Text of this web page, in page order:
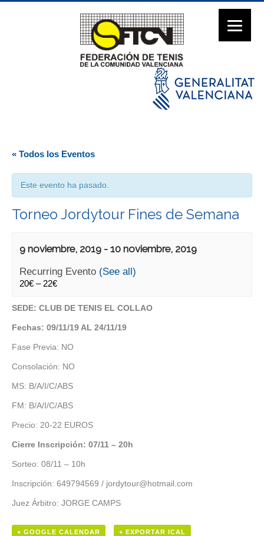
« Todos los Eventos
Este evento ha pasado.
Torneo Jordytour Fines de Semana
9 noviembre, 2019 - 10 noviembre, 2019
Recurring Evento (See all)
20€ – 22€
SEDE: CLUB DE TENIS EL COLLAO
Fechas: 09/11/19 AL 24/11/19
Fase Previa: NO
Consolación: NO
MS: B/A/I/C/ABS
FM: B/A/I/C/ABS
Precio: 20-22 EUROS
Cierre Inscripción: 07/11 – 20h
Sorteo: 08/11 – 10h
Inscripción: 649794569 / jordytour@hotmail.com
Juez Árbitro: JORGE CAMPS
+ GOOGLE CALENDAR + EXPORTAR ICAL